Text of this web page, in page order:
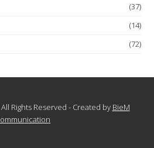
(37)
(14)
(72)
Rights Reserved - Created by BieM